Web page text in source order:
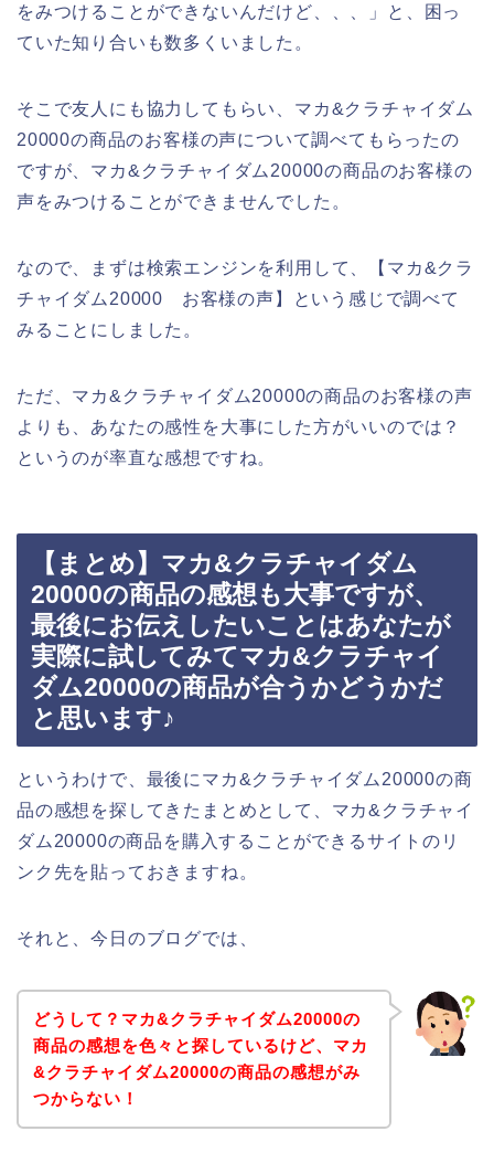
をみつけることができないんだけど、、、」と、困っ
ていた知り合いも数多くいました。
そこで友人にも協力してもらい、マカ&クラチャイダム
20000の商品のお客様の声について調べてもらったの
ですが、マカ&クラチャイダム20000の商品のお客様の
声をみつけることができませんでした。
なので、まずは検索エンジンを利用して、【マカ&クラ
チャイダム20000 お客様の声】という感じで調べて
みることにしました。
ただ、マカ&クラチャイダム20000の商品のお客様の声
よりも、あなたの感性を大事にした方がいいのでは？
というのが率直な感想ですね。
【まとめ】マカ&クラチャイダム
20000の商品の感想も大事ですが、
最後にお伝えしたいことはあなたが
実際に試してみてマカ&クラチャイ
ダム20000の商品が合うかどうかだ
と思います♪
というわけで、最後にマカ&クラチャイダム20000の商
品の感想を探してきたまとめとして、マカ&クラチャイ
ダム20000の商品を購入することができるサイトのリ
ンク先を貼っておきますね。
それと、今日のブログでは、
どうして？マカ&クラチャイダム20000の
商品の感想を色々と探しているけど、マカ
&クラチャイダム20000の商品の感想がみ
つからない！